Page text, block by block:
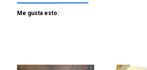
Me gusta esto: